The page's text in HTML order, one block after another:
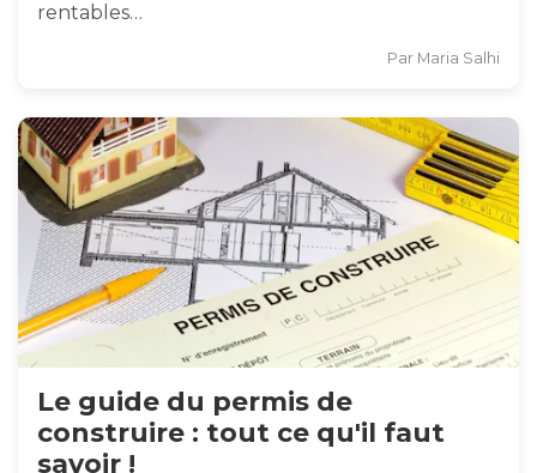
rentables…
Par Maria Salhi
Le guide du permis de
construire : tout ce qu'il faut
savoir !